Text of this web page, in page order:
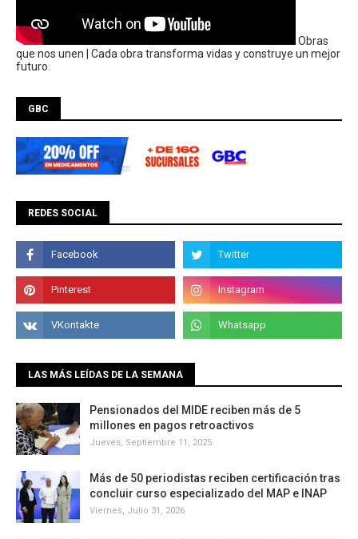
Obras
que nos unen | Cada obra transforma vidas y construye un mejor
futuro.
GBC
REDES SOCIAL
LAS MÁS LEÍDAS DE LA SEMANA
Pensionados del MIDE reciben más de 5
millones en pagos retroactivos
Jueves, Septiembre 11, 2025
Más de 50 periodistas reciben certificación tras
concluir curso especializado del MAP e INAP
Viernes, Julio 31, 2026